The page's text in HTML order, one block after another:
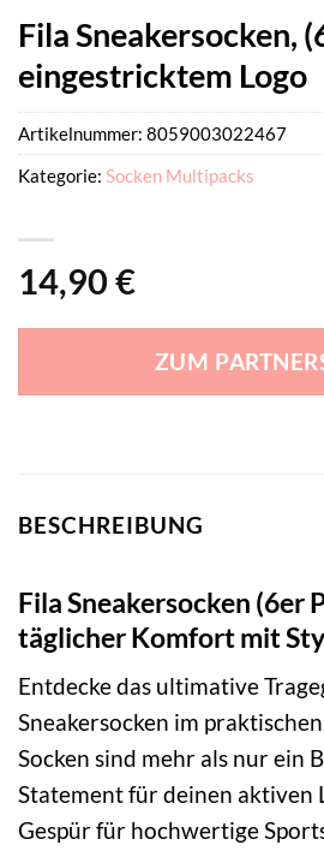
Fila Sneakersocken,
eingestricktem Logo
14,90 €
ZUM
Artikelnummer: 8059003022467
Kategorie: Socken Multipacks
BESCHREIBUNG
Fila Sneakersocken (6er
täglicher Komfort mit
Entdecke das ultimative
Sneakersocken im
Socken sind mehr als nur ein
Statement für deinen aktiven
Gespür für hochwertige